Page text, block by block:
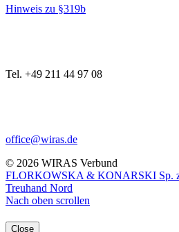
Hinweis zu §319b
Tel. +49 211 44 97 08
office@wiras.de
© 2026 WIRAS Verbund
FLORKOWSKA & KONARSKI Sp.
Treuhand Nord
Nach oben scrollen
Close